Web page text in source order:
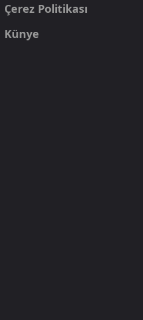
Çerez Politikası
Künye